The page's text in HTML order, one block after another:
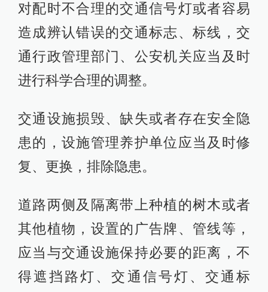
对配时不合理的交通信号灯或者容易
造成辨认错误的交通标志、标线，交
通行政管理部门、公安机关应当及时
进行科学合理的调整。
交通设施损毁、缺失或者存在安全隐
患的，设施管理养护单位应当及时修
复、更换，排除隐患。
道路两侧及隔离带上种植的树木或者
其他植物，设置的广告牌、管线等，
应当与交通设施保持必要的距离，不
得遮挡路灯、交通信号灯、交通标